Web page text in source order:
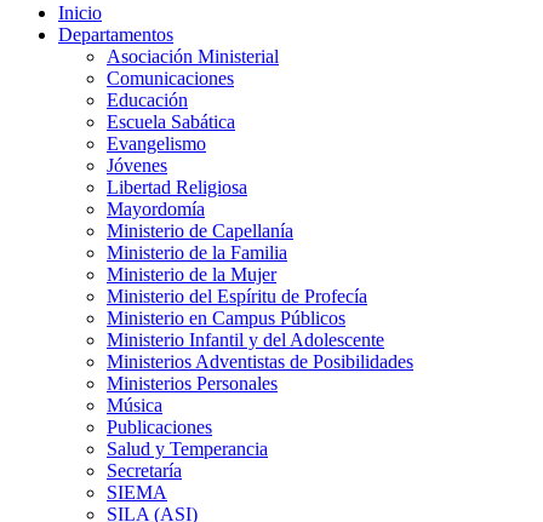
Inicio
Departamentos
Asociación Ministerial
Comunicaciones
Educación
Escuela Sabática
Evangelismo
Jóvenes
Libertad Religiosa
Mayordomía
Ministerio de Capellanía
Ministerio de la Familia
Ministerio de la Mujer
Ministerio del Espíritu de Profecía
Ministerio en Campus Públicos
Ministerio Infantil y del Adolescente
Ministerios Adventistas de Posibilidades
Ministerios Personales
Música
Publicaciones
Salud y Temperancia
Secretaría
SIEMA
SILA (ASI)